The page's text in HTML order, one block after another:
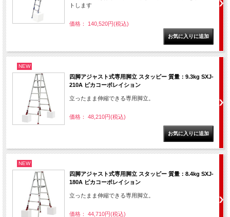
トします
価格： 140,520円(税込)
NEW
四脚アジャスト式専用脚立 スタッピー 質量：9.3kg SXJ-
210A ピカコーポレイション
立ったまま伸縮できる専用脚立。
価格： 48,210円(税込)
NEW
四脚アジャスト式専用脚立 スタッピー 質量：8.4kg SXJ-
180A ピカコーポレイション
立ったまま伸縮できる専用脚立。
価格： 44,710円(税込)